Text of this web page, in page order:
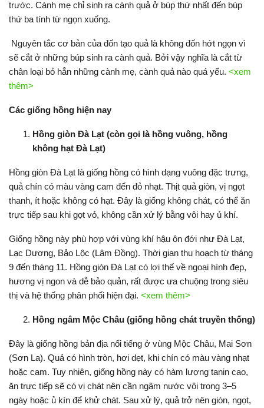
trước. Cành mẹ chỉ sinh ra cành quả ở búp thứ nhất đến búp
thứ ba tính từ ngọn xuống.
Nguyên tắc cơ bản của đốn tạo quả là không đốn hớt ngọn vì
sẽ cắt ở những búp sinh ra cành quả. Bởi vậy nghĩa là cắt từ
chân loại bỏ hẳn những cành mẹ, cành quả nào quá yếu. <xem
thêm>
Các giống hồng hiện nay
Hồng giòn Đà Lạt (còn gọi là hồng vuông, hồng
không hạt Đà Lạt)
Hồng giòn Đà Lạt là giống hồng có hình dạng vuông đặc trưng,
quả chín có màu vàng cam đến đỏ nhạt. Thịt quả giòn, vị ngọt
thanh, ít hoặc không có hạt. Đây là giống không chát, có thể ăn
trực tiếp sau khi gọt vỏ, không cần xử lý bằng vôi hay ủ khí.
Giống hồng này phù hợp với vùng khí hậu ôn đới như Đà Lạt,
Lạc Dương, Bảo Lộc (Lâm Đồng). Thời gian thu hoạch từ tháng
9 đến tháng 11. Hồng giòn Đà Lạt có lợi thế về ngoại hình đẹp,
hương vị ngon và dễ bảo quản, rất được ưa chuộng trong siêu
thị và hệ thống phân phối hiện đại. <xem thêm>
Hồng ngâm Mộc Châu (giống hồng chát truyền thống)
Đây là giống hồng bản địa nổi tiếng ở vùng Mộc Châu, Mai Sơn
(Sơn La). Quả có hình tròn, hơi dẹt, khi chín có màu vàng nhạt
hoặc cam. Tuy nhiên, giống hồng này có hàm lượng tanin cao,
ăn trực tiếp sẽ có vị chát nên cần ngâm nước vôi trong 3–5
ngày hoặc ủ kín để khử chát. Sau xử lý, quả trở nên giòn, ngọt,